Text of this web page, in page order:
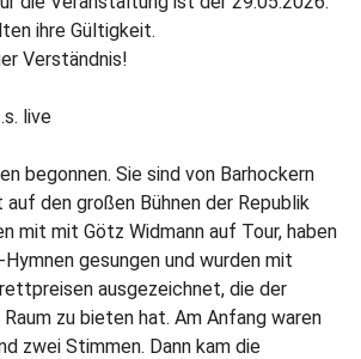
ihre Gültigkeit.
Verständnis!
live
begonnen. Sie sind von Barhockern
den großen Bühnen der Republik
mit mit Götz Widmann auf Tour, haben
gesungen und wurden mit
ausgezeichnet, die der
zu bieten hat. Am Anfang waren
zwei Stimmen. Dann kam die